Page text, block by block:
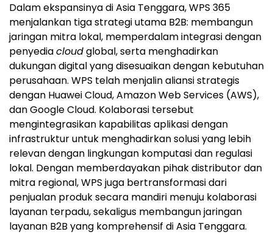
Dalam ekspansinya di Asia Tenggara, WPS 365
menjalankan tiga strategi utama B2B: membangun
jaringan mitra lokal, memperdalam integrasi dengan
penyediacloudglobal, serta menghadirkan
dukungan digital yang disesuaikan dengan kebutuhan
perusahaan. WPS telah menjalin aliansi strategis
dengan Huawei Cloud, Amazon Web Services (AWS),
dan Google Cloud. Kolaborasi tersebut
mengintegrasikan kapabilitas aplikasi dengan
infrastruktur untuk menghadirkan solusi yang lebih
relevan dengan lingkungan komputasi dan regulasi
lokal. Dengan memberdayakan pihak distributor dan
mitra regional, WPS juga bertransformasi dari
penjualan produk secara mandiri menuju kolaborasi
layanan terpadu, sekaligus membangun jaringan
layanan B2B yang komprehensif di Asia Tenggara.